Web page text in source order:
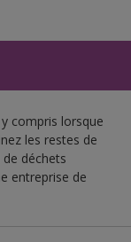
compris lorsque
les restes de
déchets
entreprise de